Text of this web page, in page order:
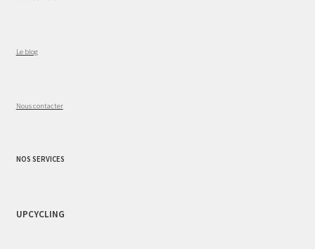
Le blog
Nous contacter
NOS SERVICES
UPCYCLING